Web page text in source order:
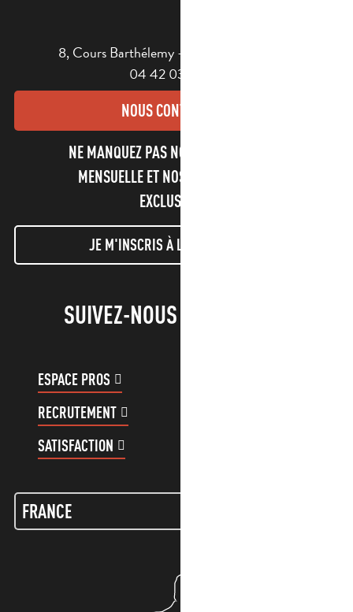
8, Cours Barthélemy - 13400 AUBAGNE
04 42 03 49 98
NOUS CONTACTER
NE MANQUEZ PAS NOTRE NEWSLETTER
MENSUELLE ET NOS INFORMATIONS
EXCLUSIVES !
JE M'INSCRIS À LA NEWSLETTER
SUIVEZ-NOUS !
ESPACE PROS
RECRUTEMENT
SATISFACTION